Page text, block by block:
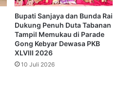
Bupati Sanjaya dan Bunda Rai
Dukung Penuh Duta Tabanan
Tampil Memukau di Parade
Gong Kebyar Dewasa PKB
XLVIII 2026
10 Juli 2026